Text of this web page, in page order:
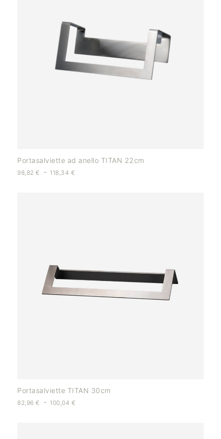
Portasalviette ad anello TITAN 22cm
98,82 € - 118,34 €
Portasalviette TITAN 30cm
82,96 € - 100,04 €